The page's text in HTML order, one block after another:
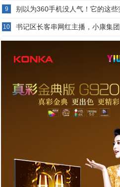
9 别以为360手机没人气！它的这些
10 书记区长客串网红主播，小康集